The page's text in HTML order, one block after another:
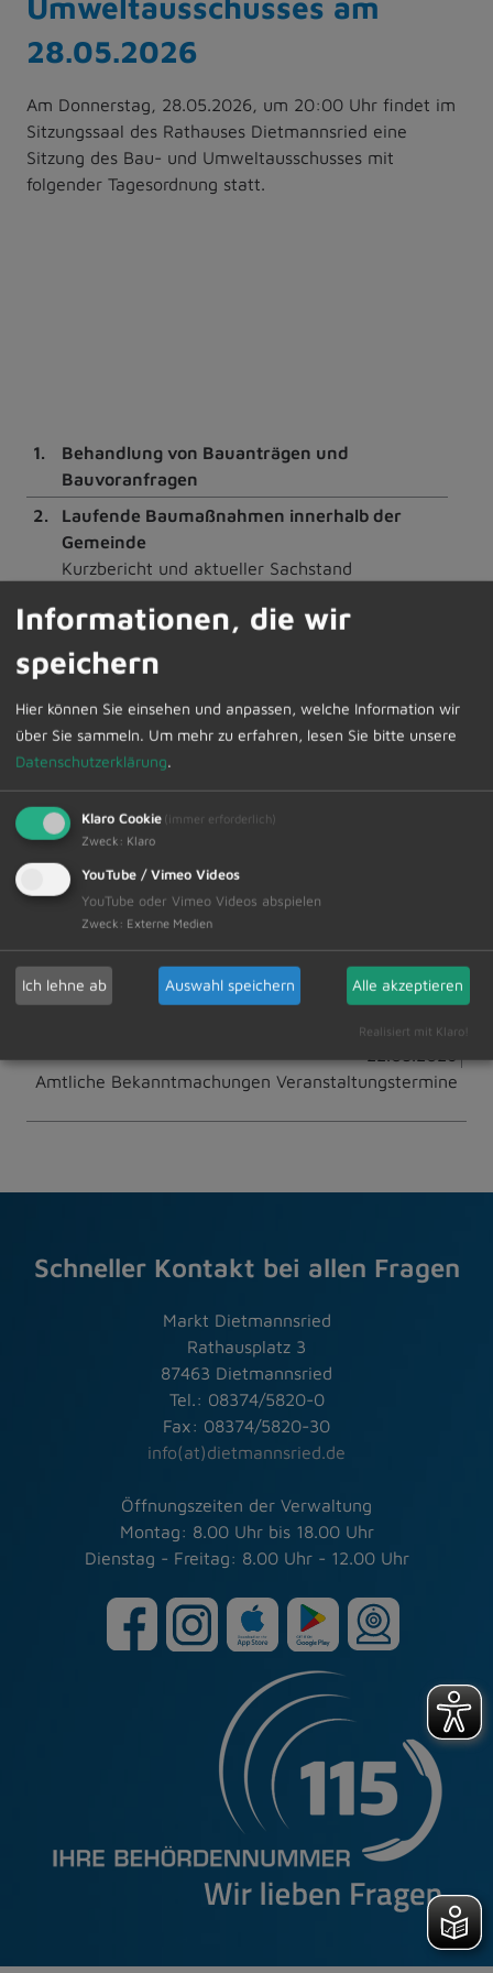
28.05.2026
Am Donnerstag, 28.05.2026, um 20:00 Uhr findet im
Sitzungssaal des Rathauses Dietmannsried eine
Sitzung des Bau- und Umweltausschusses mit
folgender Tagesordnung statt.
1.
Behandlung von Bauanträgen und
Bauvoranfragen
2.
Laufende Baumaßnahmen innerhalb der
Gemeinde
Kurzbericht und aktueller Sachstand
Mitteilungen
Die interessierte Bevölkerung ist hierzu herzlich
eingeladen. Anschließend findet eine nichtöffentliche
Sitzung statt.
Den Sitzungsvortrag bzw. die Sitzungspräsentation
werden wir nach der Sitzung online im Internetauftritt
der Gemeinde zur Verfügung stellen.
Zur Übersicht
Amtliche Bekanntmachungen Veranstaltungstermine
Schneller Kontakt bei allen Fragen
Markt Dietmannsried
Rathausplatz 3
87463 Dietmannsried
Tel.: 08374/5820-0
Fax: 08374/5820-30
info(at)dietmannsried.de
Öffnungszeiten der Verwaltung
Montag: 8.00 Uhr bis 18.00 Uhr
Dienstag - Freitag: 8.00 Uhr - 12.00 Uhr
Informationen, die wir
speichern
Hier können Sie einsehen und anpassen, welche Information wir
über Sie sammeln. Um mehr zu erfahren, lesen Sie bitte unsere
Datenschutzerklärung.
Klaro Cookie (immer erforderlich)
Zweck : Klaro
YouTube / Vimeo Videos
YouTube oder Vimeo Videos abspielen
Zweck : Externe Medien
Ich lehne ab Auswahl speichern Alle akzeptieren
Realisiert mit Klaro!